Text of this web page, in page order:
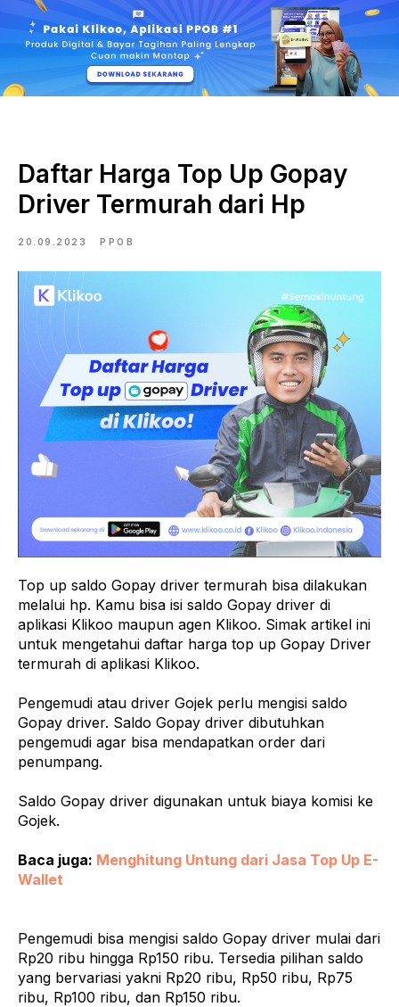
Daftar Harga Top Up Gopay
Driver Termurah dari Hp
20.09.2023 PPOB
Top up saldo Gopay driver termurah bisa dilakukan
melalui hp. Kamu bisa isi saldo Gopay driver di
aplikasi Klikoo maupun agen Klikoo. Simak artikel ini
untuk mengetahui daftar harga top up Gopay Driver
termurah di aplikasi Klikoo.
Pengemudi atau driver Gojek perlu mengisi saldo
Gopay driver. Saldo Gopay driver dibutuhkan
pengemudi agar bisa mendapatkan order dari
penumpang.
Saldo Gopay driver digunakan untuk biaya komisi ke
Gojek.
Baca juga: Menghitung Untung dari Jasa Top Up E-
Wallet
Pengemudi bisa mengisi saldo Gopay driver mulai dari
Rp20 ribu hingga Rp150 ribu. Tersedia pilihan saldo
yang bervariasi yakni Rp20 ribu, Rp50 ribu, Rp75
ribu, Rp100 ribu, dan Rp150 ribu.